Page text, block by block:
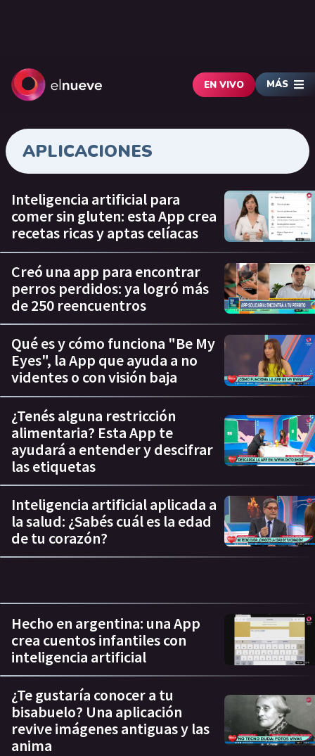
EN VIVO MÁS
APLICACIONES
Inteligencia artificial para
comer sin gluten: esta App crea
recetas ricas y aptas celíacas
Creó una app para encontrar
perros perdidos: ya logró más
de 250 reencuentros
Qué es y cómo funciona "Be My
Eyes", la App que ayuda a no
videntes o con visión baja
¿Tenés alguna restricción
alimentaria? Esta App te
ayudará a entender y descifrar
las etiquetas
Inteligencia artificial aplicada a
la salud: ¿Sabés cuál es la edad
de tu corazón?
Hecho en argentina: una App
crea cuentos infantiles con
inteligencia artificial
¿Te gustaría conocer a tu
bisabuelo? Una aplicación
revive imágenes antiguas y las
anima